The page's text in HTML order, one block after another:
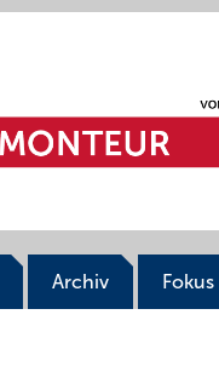
Archiv Fokus